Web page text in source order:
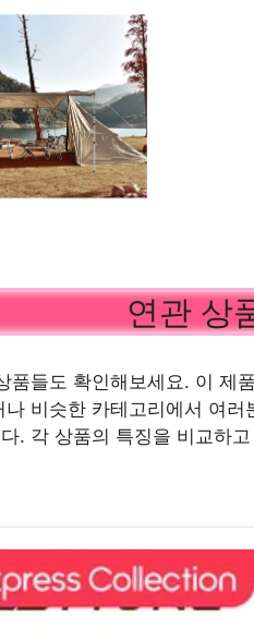
연관 상
품들도 확인해보세요. 이 제
나 비슷한 카테고리에서 여
. 각 상품의 특징을 비교하